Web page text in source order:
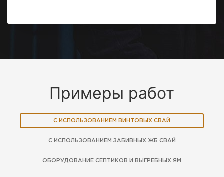
Примеры работ
С ИСПОЛЬЗОВАНИЕМ ВИНТОВЫХ СВАЙ
С ИСПОЛЬЗОВАНИЕМ ЗАБИВНЫХ ЖБ СВАЙ
ОБОРУДОВАНИЕ СЕПТИКОВ И ВЫГРЕБНЫХ ЯМ